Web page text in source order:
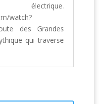
watch?
des Grandes
qui traverse